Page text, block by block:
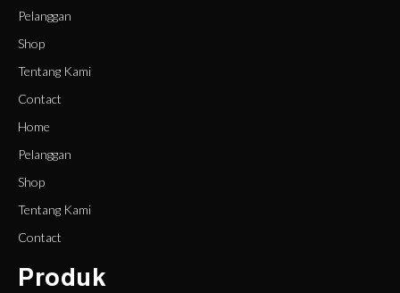
Pelanggan
Shop
Tentang Kami
Contact
Home
Pelanggan
Shop
Tentang Kami
Contact
Produk